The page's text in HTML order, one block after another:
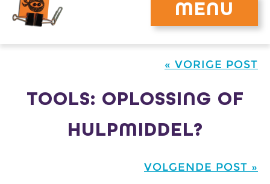
MENU
« VORIGE POST
TOOLS: OPLOSSING OF
HULPMIDDEL?
VOLGENDE POST »